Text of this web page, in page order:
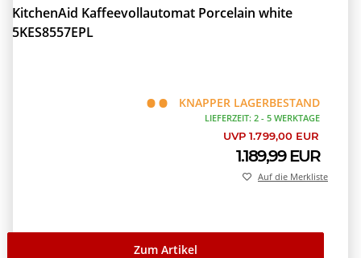
KitchenAid Kaffeevollautomat Porcelain white
5KES8557EPL
KNAPPER LAGERBESTAND
LIEFERZEIT: 2 - 5 WERKTAGE
UVP 1.799,00 EUR
1.189,99 EUR
Zum Artikel
Auf die Merkliste